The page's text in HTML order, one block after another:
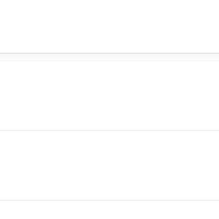
குறைக்கிறது.
மற்றும் அமிலம் மீண்டும் மேலே வருதல் (acid reflux) ஆகியவற்றால்
ஆதரித்தும், மருத்துவர் கூறியபடி பயன்படுத்தப்படும் போது இது
Capsule எப்படி பயன்படுத்துவது
மருந்து கேப்சூல் ஆகும். இது செரிமான நிம்மதியை ஆதரிக்க பொதுவாக
மென்று சாப்பிடாமல், அல்லது திறக்காமல் இருக்கவும்.
சிகிச்சைக்கு எதிரான பதில் ஆகியவற்றைப் பொறுத்து மாறலாம்.
பதிலாக உங்கள் மருத்துவரின் ஆலோசனையைப் பின்பற்றவும்.
ஏனெனில் வடிவமைப்பு அல்லது மருத்துவ பரிந்துரைக்கு ஏற்ப